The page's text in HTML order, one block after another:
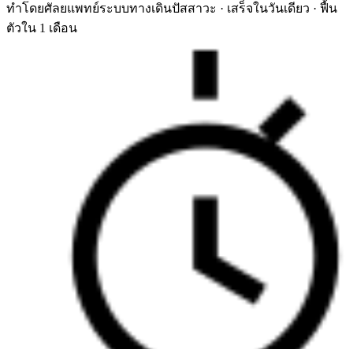
ทำโดยศัลยแพทย์ระบบทางเดินปัสสาวะ · เสร็จในวันเดียว · ฟื้น
ตัวใน 1 เดือน